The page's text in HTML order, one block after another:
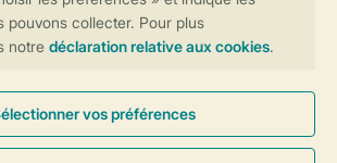
Plus d’infos et préférences